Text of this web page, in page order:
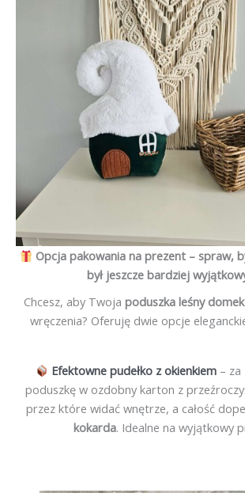
Opcja pakowania na prezent – spraw,
był jeszcze bardziej
Chcesz, aby Twoja poduszka leśny domek
wręczenia? Oferuję dwie opcje
Efektowne pudełko z okienkiem – za
poduszkę w ozdobny karton z
przez które widać wnętrze, a całość
kokarda. Idealne na wyjątkowy